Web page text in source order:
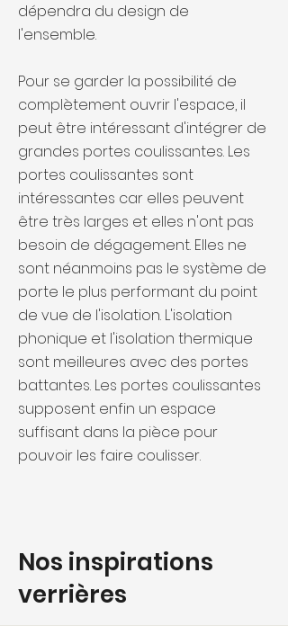
dépendra du design de
l'ensemble.
Pour se garder la possibilité de
complètement ouvrir l'espace, il
peut être intéressant d'intégrer de
grandes portes coulissantes. Les
portes coulissantes sont
intéressantes car elles peuvent
être très larges et elles n'ont pas
besoin de dégagement. Elles ne
sont néanmoins pas le système de
porte le plus performant du point
de vue de l'isolation. L'isolation
phonique et l'isolation thermique
sont meilleures avec des portes
battantes. Les portes coulissantes
supposent enfin un espace
suffisant dans la pièce pour
pouvoir les faire coulisser.
Nos inspirations
verrières